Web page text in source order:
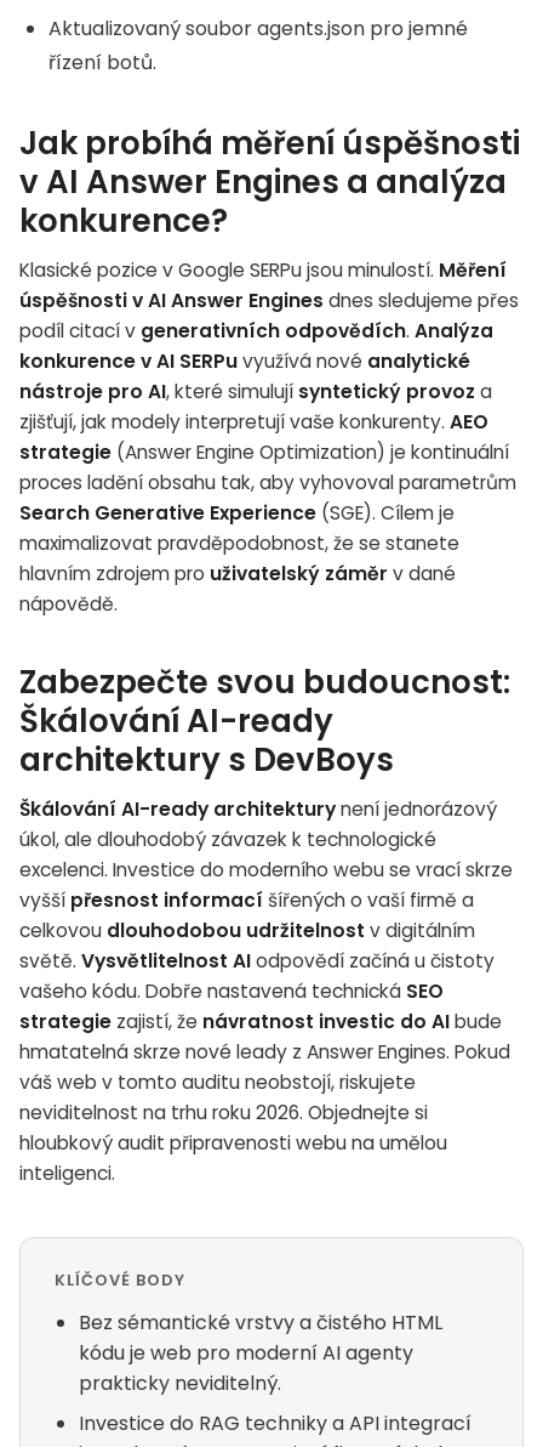
Aktualizovaný soubor agents.json pro jemné
řízení botů.
Jak probíhá měření úspěšnosti
v AI Answer Engines a analýza
konkurence?
Klasické pozice v Google SERPu jsou minulostí. Měření
úspěšnosti v AI Answer Engines dnes sledujeme přes
podíl citací v generativních odpovědích. Analýza
konkurence v AI SERPuvyužívá nové analytické
nástroje pro AI, které simulují syntetický provoz a
zjišťují, jak modely interpretují vaše konkurenty. AEO
strategie (Answer Engine Optimization) je kontinuální
proces ladění obsahu tak, aby vyhovoval parametrům
Search Generative Experience (SGE). Cílem je
maximalizovat pravděpodobnost, že se stanete
hlavním zdrojem pro uživatelský záměr v dané
nápovědě.
Zabezpečte svou budoucnost:
Škálování AI-ready
architektury s DevBoys
Škálování AI-ready architekturynení jednorázový
úkol, ale dlouhodobý závazek k technologické
excelenci. Investice do moderního webu se vrací skrze
vyšší přesnost informací šířených o vaší firmě a
celkovou dlouhodobou udržitelnost v digitálním
světě. Vysvětlitelnost AIodpovědí začíná u čistoty
vašeho kódu. Dobře nastavená technická SEO
strategie zajistí, že návratnost investic do AIbude
hmatatelná skrze nové leady z Answer Engines. Pokud
váš web v tomto auditu neobstojí, riskujete
neviditelnost na trhu roku 2026. Objednejte si
hloubkový audit připravenosti webu na umělou
inteligenci.
KLÍČOVÉ BODY
Bez sémantické vrstvy a čistého HTML
kódu je web pro moderní AI agenty
prakticky neviditelný.
Investice do RAG techniky a API integrací